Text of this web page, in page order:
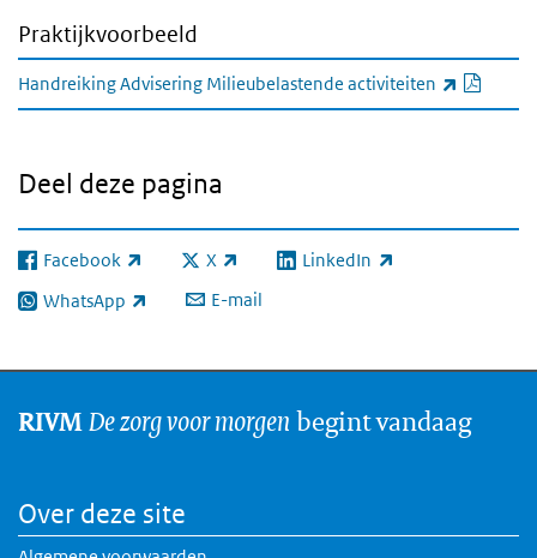
Praktijkvoorbeeld
Handreiking Advisering Milieubelastende activiteiten
Deel deze pagina
Facebook
(externe link) X
(externe link) LinkedIn
(externe link)
WhatsApp
(externe link) E-mail
RIVMDe zorg voor morgen begint vandaag
Over deze site